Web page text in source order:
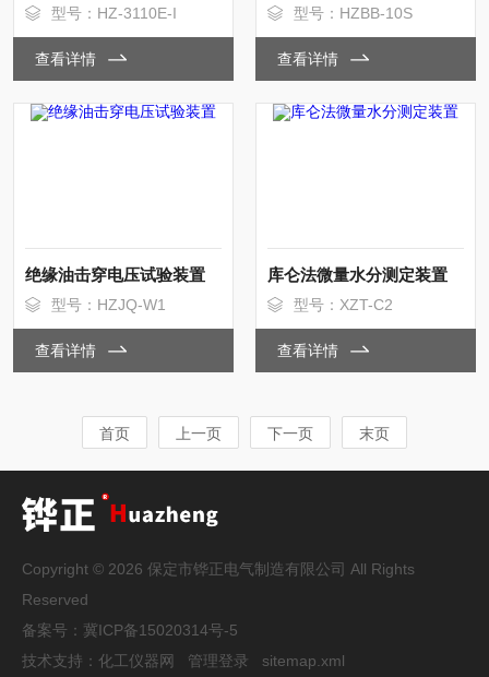
型号：HZ-3110E-I
查看详情
型号：HZBB-10S
查看详情
绝缘油击穿电压试验装置
型号：HZJQ-W1
查看详情
库仑法微量水分测定装置
型号：XZT-C2
查看详情
首页 上一页 下一页 末页
Copyright © 2026 保定市铧正电气制造有限公司 All Rights
Reserved
备案号： 冀ICP备15020314号-5
技术支持： 化工仪器网 管理登录 sitemap.xml